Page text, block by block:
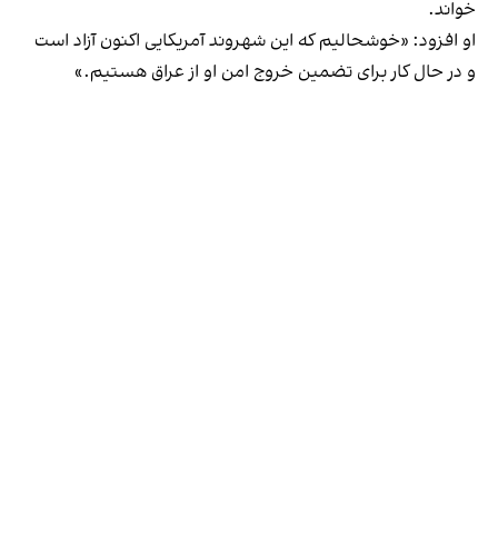
خواند.
او افزود: «خوشحالیم که این شهروند آمریکایی اکنون آزاد است
و در حال کار برای تضمین خروج امن او از عراق هستیم.»